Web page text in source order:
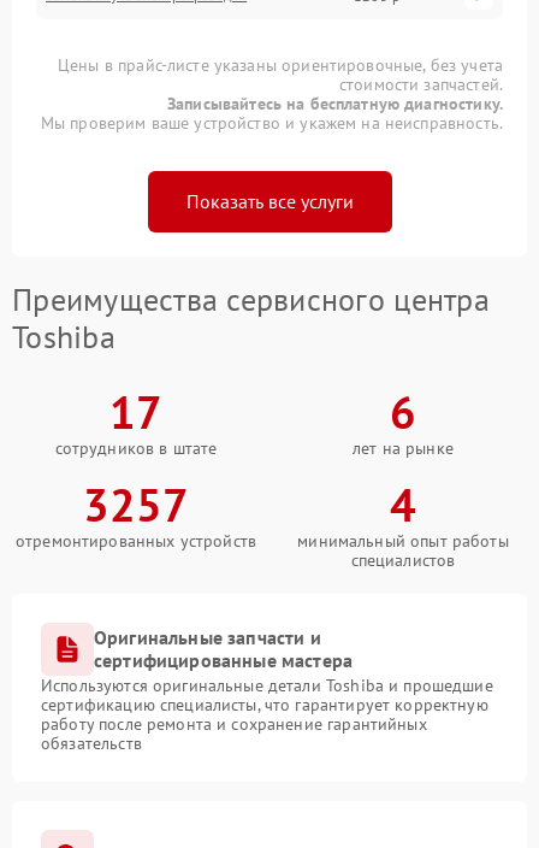
Цены в прайс-листе указаны ориентировочные, без учета
стоимости запчастей.
Записывайтесь на бесплатную диагностику.
Мы проверим ваше устройство и укажем на неисправность.
Показать все услуги
Преимущества сервисного центра
Toshiba
17
сотрудников в штате
6
лет на рынке
3257
отремонтированных устройств
4
минимальный опыт работы
специалистов
Оригинальные запчасти и
сертифицированные мастера
Используются оригинальные детали Toshiba и прошедшие
сертификацию специалисты, что гарантирует корректную
работу после ремонта и сохранение гарантийных
обязательств